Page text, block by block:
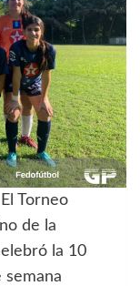
El Torneo
de la
la 10